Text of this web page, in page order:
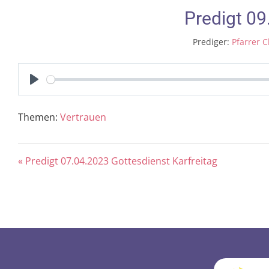
Predigt
Prediger: Pfarrer
Play
Themen: Vertrauen
« Predigt 07.04.2023 Gottesdienst Karfreitag